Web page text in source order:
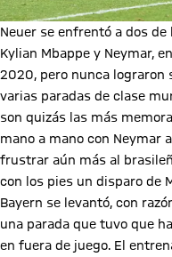
Neuer se enfrentó a dos
Kylian Mbappe y Neymar,
2020, pero nunca lograron
varias paradas de clase
son quizás las más
mano a mano con Neymar
frustrar aún más al
con los pies un disparo de
Bayern se levantó, con
una parada que tuvo que
en fuera de juego. El